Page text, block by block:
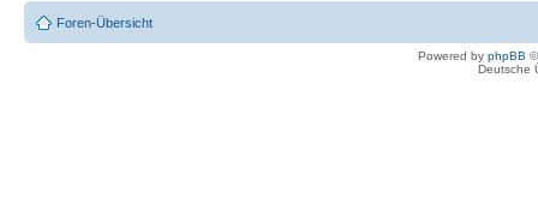
Foren-Übersicht
Powered by phpBB
Deutsche